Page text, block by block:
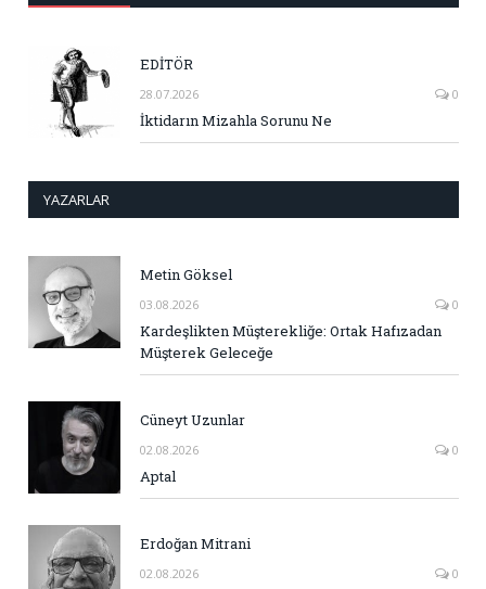
EDİTÖR
28.07.2026 0
İktidarın Mizahla Sorunu Ne
YAZARLAR
Metin Göksel
03.08.2026 0
Kardeşlikten Müşterekliğe: Ortak Hafızadan
Müşterek Geleceğe
Cüneyt Uzunlar
02.08.2026 0
Aptal
Erdoğan Mitrani
02.08.2026 0